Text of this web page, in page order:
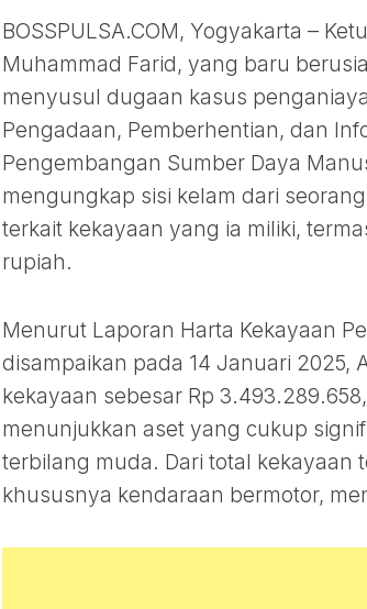
BOSSPULSA.COM, Yogyakarta –
Muhammad Farid, yang baru
menyusul dugaan kasus
Pengadaan, Pemberhentian, dan
Pengembangan Sumber Daya
mengungkap sisi kelam dari
terkait kekayaan yang ia miliki,
rupiah.
Menurut Laporan Harta Kekayaan
disampaikan pada 14 Januari 2025,
kekayaan sebesar Rp
menunjukkan aset yang cukup
terbilang muda. Dari total kekayaan
khususnya kendaraan bermotor,